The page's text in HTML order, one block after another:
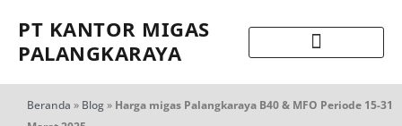
PT KANTOR MIGAS
PALANGKARAYA
Beranda » Blog» Harga migas Palangkaraya B40 & MFO Periode 15-31